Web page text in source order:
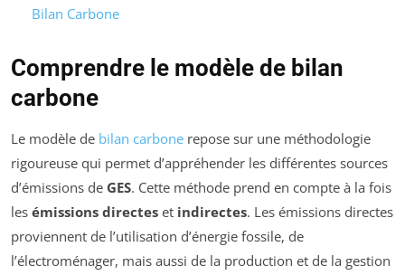
Bilan Carbone
Comprendre le modèle de bilan
carbone
Le modèle de bilan carbone repose sur une méthodologie
rigoureuse qui permet d’appréhender les différentes sources
d’émissions de GES. Cette méthode prend en compte à la fois
les émissions directes et indirectes. Les émissions directes
proviennent de l’utilisation d’énergie fossile, de
l’électroménager, mais aussi de la production et de la gestion